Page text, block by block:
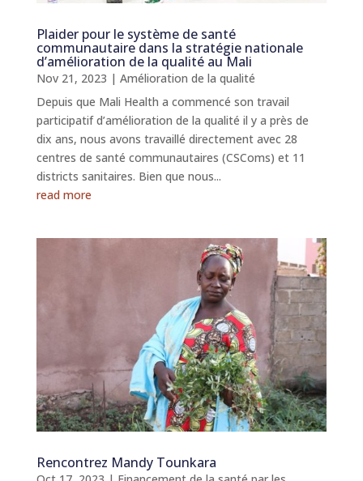
Plaider pour le système de santé
communautaire dans la stratégie nationale
d’amélioration de la qualité au Mali
Nov 21, 2023 | Amélioration de la qualité
Depuis que Mali Health a commencé son travail
participatif d’amélioration de la qualité il y a près de
dix ans, nous avons travaillé directement avec 28
centres de santé communautaires (CSComs) et 11
districts sanitaires. Bien que nous...
read more
Rencontrez Mandy Tounkara